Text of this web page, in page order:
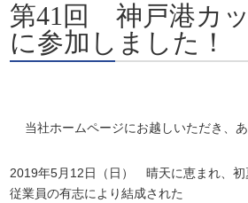
第41回 神戸港カ
に参加しました！
当社ホームページにお越しいただき、
2019年5月12日（日） 晴天に恵まれ、初
従業員の有志により結成された